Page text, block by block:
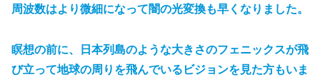
周波数はより微細になって闇の光変換も早くなりました。
瞑想の前に、日本列島のような大きさのフェニックスが飛
び立って地球の周りを飛んでいるビジョンを見た方もいま